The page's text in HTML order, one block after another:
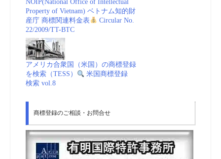
NOIP(National Office of Intellectual
Property of Vietnam) ベトナム知的財
産庁 商標関連料金表
Circular No.
22/2009/TT-BTC
アメリカ合衆国（米国）の商標登録
を検索（TESS）
米国商標登録
検索 vol.8
商標登録のご相談・お問合せ